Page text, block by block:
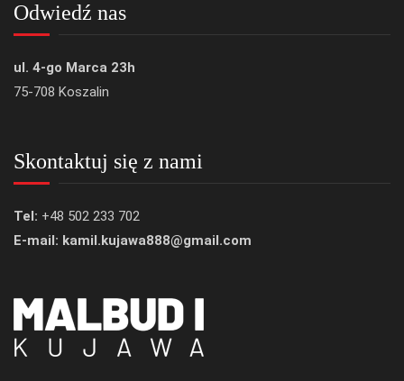
Odwiedź nas
ul. 4-go Marca 23h
75-708 Koszalin
Skontaktuj się z nami
Tel: +48 502 233 702
E-mail: kamil.kujawa888@gmail.com